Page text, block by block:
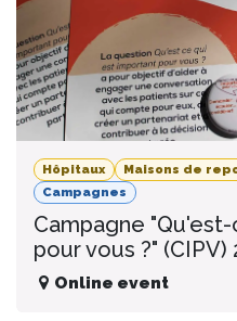
Hôpitaux
Maisons de
Campagnes
Campagne
pour vous ?" (CIPV)
Online event